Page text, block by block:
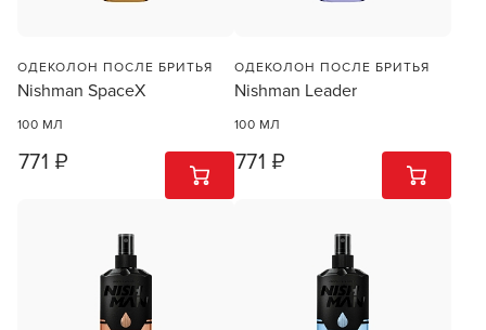
ОДЕКОЛОН ПОСЛЕ БРИТЬЯ
Nishman SpaceX
100 МЛ
771 ₽ 1 ШТ
ОДЕКОЛОН ПОСЛЕ БРИТЬЯ
Nishman Leader
100 МЛ
771 ₽ 1 ШТ